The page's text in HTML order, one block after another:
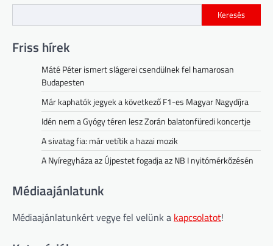
Keresés
Friss hírek
Máté Péter ismert slágerei csendülnek fel hamarosan
Budapesten
Már kaphatók jegyek a következő F1-es Magyar Nagydíjra
Idén nem a Gyógy téren lesz Zorán balatonfüredi koncertje
A sivatag fia: már vetítik a hazai mozik
A Nyíregyháza az Újpestet fogadja az NB I nyitómérkőzésén
Médiaajánlatunk
Médiaajánlatunkért vegye fel velünk a kapcsolatot!